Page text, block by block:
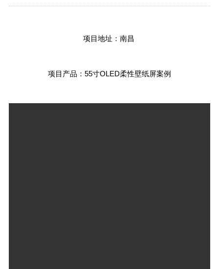
项目地址：南昌
项目产品：55寸OLED柔性壁纸屏案例